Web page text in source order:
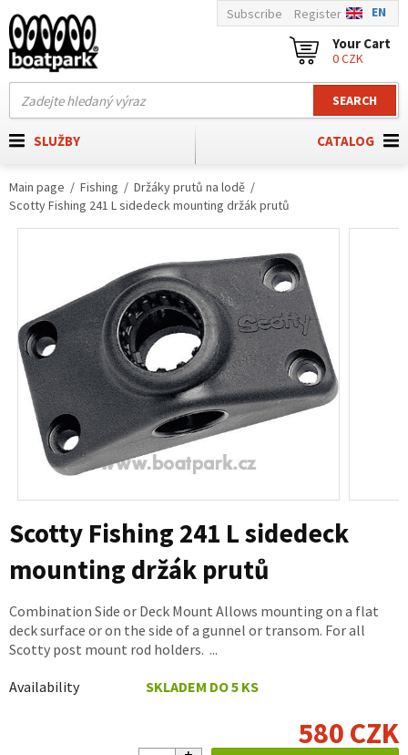
SEARCH
Subscribe Register EN
Your Cart
0 CZK
CATALOG
SLUŽBY
Main page Fishing
Držáky prutů na lodě
Scotty Fishing 241 L sidedeck mounting držák prutů
Scotty Fishing 241 L sidedeck
mounting držák prutů
Combination Side or Deck Mount Allows mounting on a flat
deck surface or on the side of a gunnel or transom. For all
Scotty post mount rod holders. ...
Availability SKLADEM DO 5 KS
580 CZK